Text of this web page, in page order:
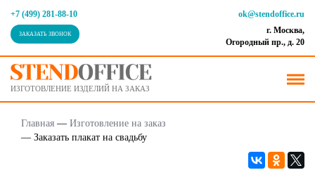
+7 (499) 281-88-10
ЗАКАЗАТЬ ЗВОНОК
ok@stendoffice.ru
г. Москва,
Огородный пр., д. 20
ИЗГОТОВЛЕНИЕ ИЗДЕЛИЙ НА ЗАКАЗ
Главная — Изготовление на заказ
— Заказать плакат на свадьбу